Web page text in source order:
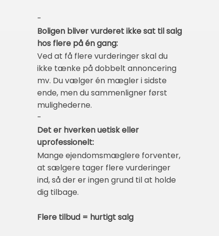
-
Boligen bliver vurderet ikke sat til salg
hos flere på én gang:
Ved at få flere vurderinger skal du
ikke tænke på dobbelt annoncering
mv. Du vælger én mægler i sidste
ende, men du sammenligner først
mulighederne.
-
Det er hverken uetisk eller
uprofessionelt:
Mange ejendomsmæglere forventer,
at sælgere tager flere vurderinger
ind, så der er ingen grund til at holde
dig tilbage.
Flere tilbud = hurtigt salg